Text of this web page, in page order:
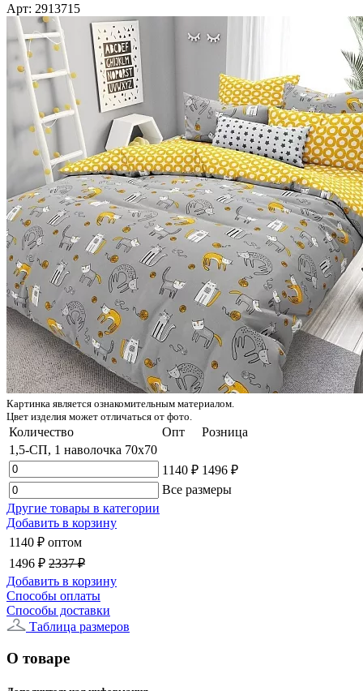
Арт: 2913715
Картинка является ознакомительным материалом.
Цвет изделия может отличаться от фото.
Количество Опт
Розница
1,5-СП, 1 наволочка 70x70
1140 ₽ 1496 ₽
Все размеры
Другие товары в категории
Добавить в корзину
1140 ₽ оптом
1496 ₽ 2337 ₽
Добавить в корзину
Способы оплаты
Способы доставки
Таблица размеров
О товаре